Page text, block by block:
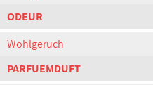
ODEUR
Wohlgeruch
PARFUEMDUFT